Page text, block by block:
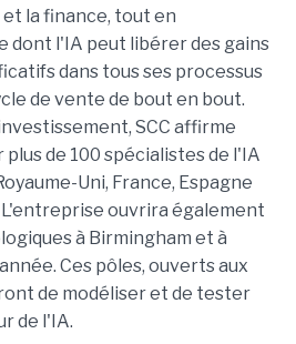
et la finance, tout en
dont l'IA peut libérer des gains
dans tous ses processus
de vente de bout en bout.
SCC affirme
de 100 spécialistes de l'IA
Uni, France, Espagne
ouvrira également
à Birmingham et à
Ces pôles, ouverts aux
de modéliser et de tester
de l'IA.